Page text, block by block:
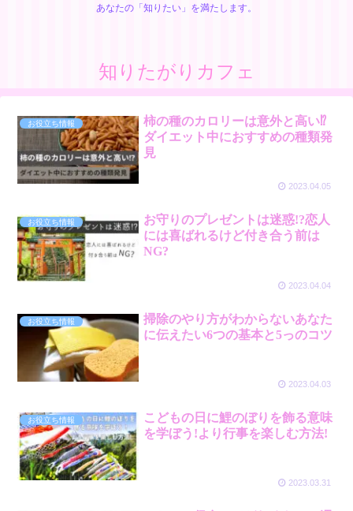
あなたの「知りたい」を満たします。
知りたがりカフェ
お役立ち情報
柿の種のカロリーは意外と高い⁉︎
ダイエット中におすすめの種類発
見
2023.04.05
お役立ち情報
お守りのプレゼントは迷惑!?恋人
には喜ばれるけど付き合う前は
NG?
2023.04.04
お役立ち情報
掃除のやり方がわからないあなた
に伝えたい6つの基本と5っのコツ
2023.04.03
お役立ち情報
こどもの日に鯉のぼりを飾る意味
を学ぼう!より行事を楽しむ方法!
2023.03.31